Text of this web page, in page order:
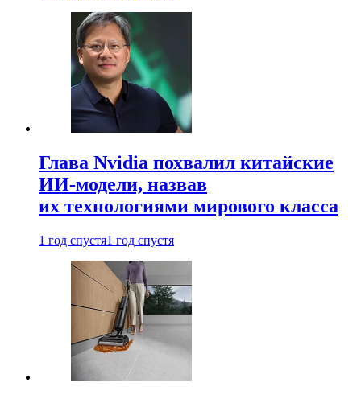
Глава Nvidia похвалил китайские
ИИ-модели, назвав
их технологиями мирового класса
1 год спустя1 год спустя